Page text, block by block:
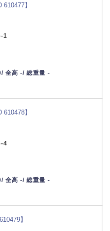
610477】
1
全高 -/ 総重量 -
610478】
4
全高 -/ 総重量 -
】